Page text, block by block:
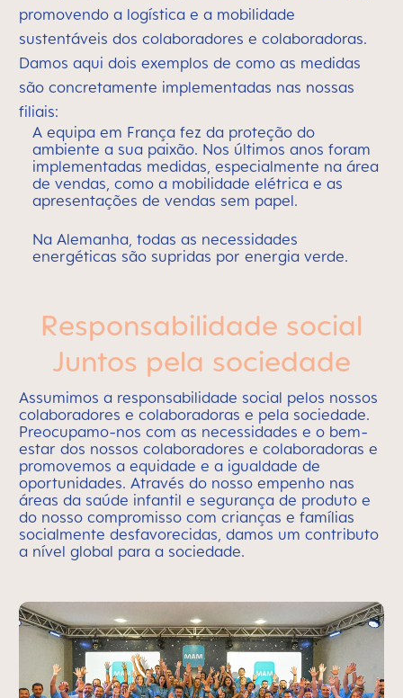
promovendo a logística e a mobilidade
sustentáveis dos colaboradores e colaboradoras.
Damos aqui dois exemplos de como as medidas
são concretamente implementadas nas nossas
filiais:
A equipa em França fez da proteção do
ambiente a sua paixão. Nos últimos anos foram
implementadas medidas, especialmente na área
de vendas, como a mobilidade elétrica e as
apresentações de vendas sem papel.
Na Alemanha, todas as necessidades
energéticas são supridas por energia verde.
Responsabilidade social
Juntos pela sociedade
Assumimos a responsabilidade social pelos nossos
colaboradores e colaboradoras e pela sociedade.
Preocupamo-nos com as necessidades e o bem-
estar dos nossos colaboradores e colaboradoras e
promovemos a equidade e a igualdade de
oportunidades. Através do nosso empenho nas
áreas da saúde infantil e segurança de produto e
do nosso compromisso com crianças e famílias
socialmente desfavorecidas, damos um contributo
a nível global para a sociedade.